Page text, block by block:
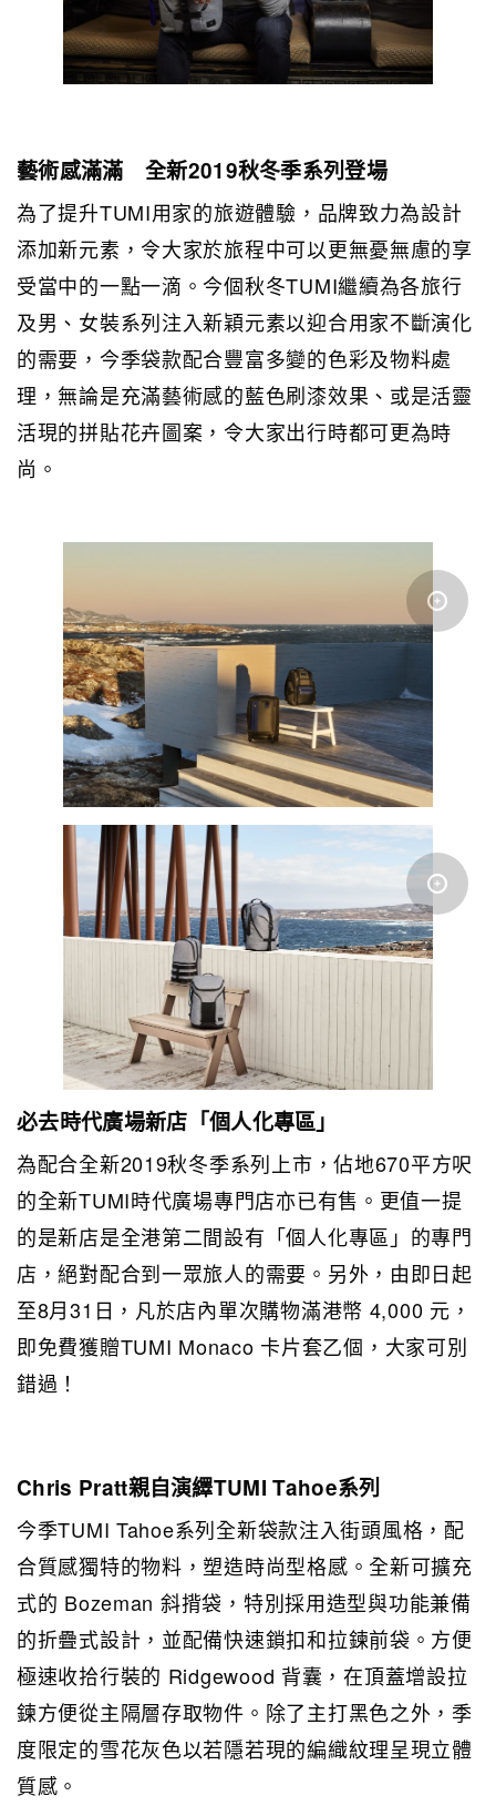
藝術感滿滿 全新2019秋冬季系列登場
為了提升TUMI用家的旅遊體驗，品牌致力為設計
添加新元素，令大家於旅程中可以更無憂無慮的享
受當中的一點一滴。今個秋冬TUMI繼續為各旅行
及男、女裝系列注入新穎元素以迎合用家不斷演化
的需要，今季袋款配合豐富多變的色彩及物料處
理，無論是充滿藝術感的藍色刷漆效果、或是活靈
活現的拼貼花卉圖案，令大家出行時都可更為時
尚。
必去時代廣場新店「個人化專區」
為配合全新2019秋冬季系列上市，佔地670平方呎
的全新TUMI時代廣場專門店亦已有售。更值一提
的是新店是全港第二間設有「個人化專區」的專門
店，絕對配合到一眾旅人的需要。另外，由即日起
至8月31日，凡於店內單次購物滿港幣 4,000 元，
即免費獲贈TUMI Monaco 卡片套乙個，大家可別
錯過！
Chris Pratt親自演繹TUMI Tahoe系列
今季TUMI Tahoe系列全新袋款注入街頭風格，配
合質感獨特的物料，塑造時尚型格感。全新可擴充
式的 Bozeman 斜揹袋，特別採用造型與功能兼備
的折疊式設計，並配備快速鎖扣和拉鍊前袋。方便
極速收拾行裝的 Ridgewood 背囊，在頂蓋增設拉
鍊方便從主隔層存取物件。除了主打黑色之外，季
度限定的雪花灰色以若隱若現的編織紋理呈現立體
質感。